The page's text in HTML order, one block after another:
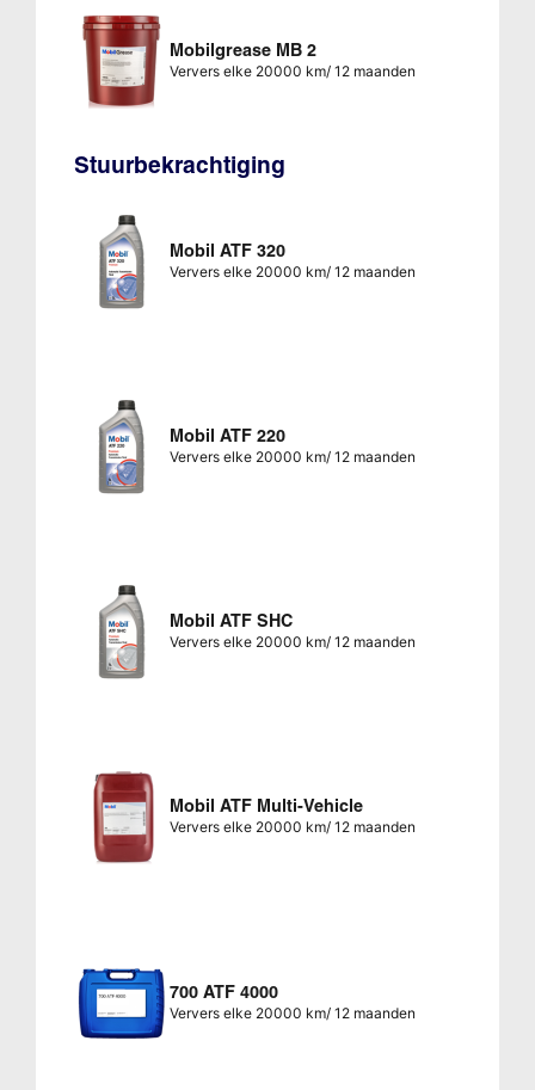
Mobilgrease MB 2
Ververs elke 20000 km/ 12 maanden
Stuurbekrachtiging
Mobil ATF 320
Ververs elke 20000 km/ 12 maanden
Mobil ATF 220
Ververs elke 20000 km/ 12 maanden
Mobil ATF SHC
Ververs elke 20000 km/ 12 maanden
Mobil ATF Multi-Vehicle
Ververs elke 20000 km/ 12 maanden
700 ATF 4000
Ververs elke 20000 km/ 12 maanden